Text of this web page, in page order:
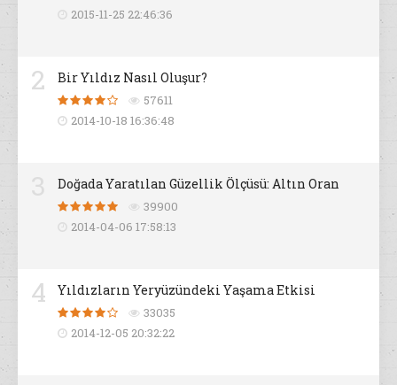
2015-11-25 22:46:36
2 Bir Yıldız Nasıl Oluşur?
57611
2014-10-18 16:36:48
Doğada Yaratılan Güzellik Ölçüsü: Altın Oran
39900
2014-04-06 17:58:13
4 Yıldızların Yeryüzündeki Yaşama Etkisi
33035
2014-12-05 20:32:22